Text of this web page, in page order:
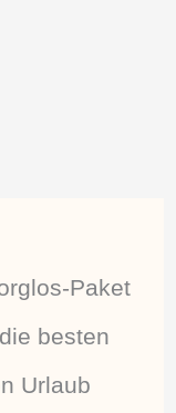
Paket
besten
Urlaub